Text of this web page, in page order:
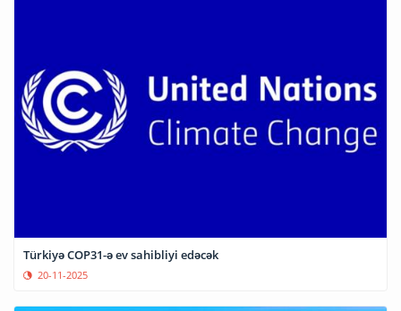
Türkiyə COP31-ə ev sahibliyi edəcək
20-11-2025